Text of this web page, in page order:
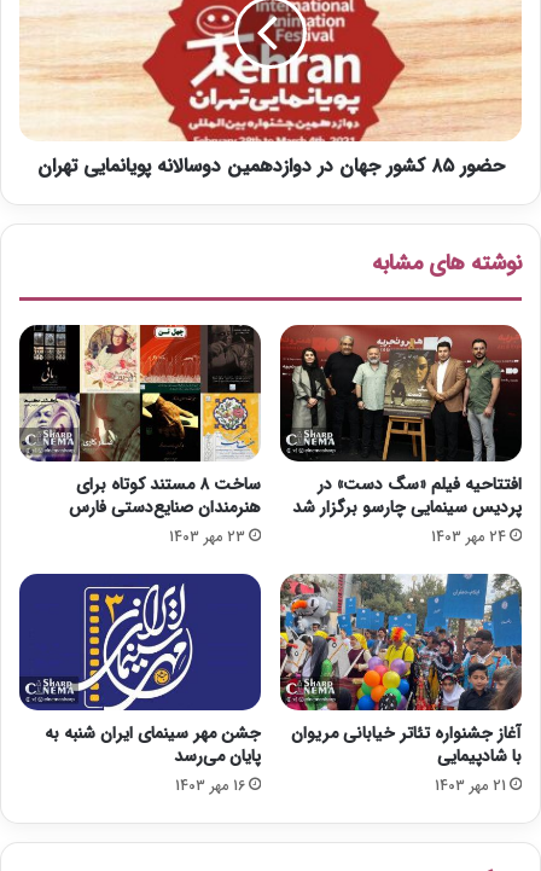
ل
ا
ب
ر
ا
ب
ق‌
ا
ا
س
ا
ع
ت
ا
د
د
ا
ر
ی
د
ر
ع
ا
ی
ر
۸
۵
ش
و
ن
د
د
و
د
ه
م
ی
ن
د
و
س
ا
ل
ا
ن
ه
پ
ی
ا
حضور ۸۵ کشور جهان در دوازدهمین دوسالانه پویانمایی تهران
نوشته های مشابه
افتتاحیه فیلم «سگ دست» در
پردیس سینمایی چارسو برگزار شد
24 مهر 1403
ساخت ۸ مستند کوتاه برای
هنرمندان صنایع‌دستی فارس
23 مهر 1403
آغاز جشنواره تئاتر خیابانی مریوان
با شادپیمایی
21 مهر 1403
جشن مهر سینمای ایران شنبه به
پایان می‌رسد
16 مهر 1403